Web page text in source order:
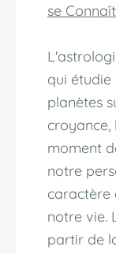
se
qui étudie
planètes
croyance,
moment
notre
caractère
notre vie.
partir de